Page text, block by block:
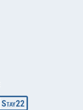
Stay22